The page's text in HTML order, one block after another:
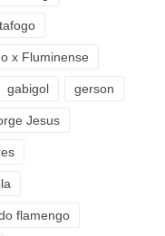
x Fluminense
gabigol gerson
Jesus
flamengo